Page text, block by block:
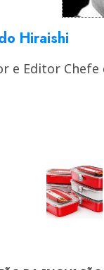
Hiraishi
e Editor Chefe